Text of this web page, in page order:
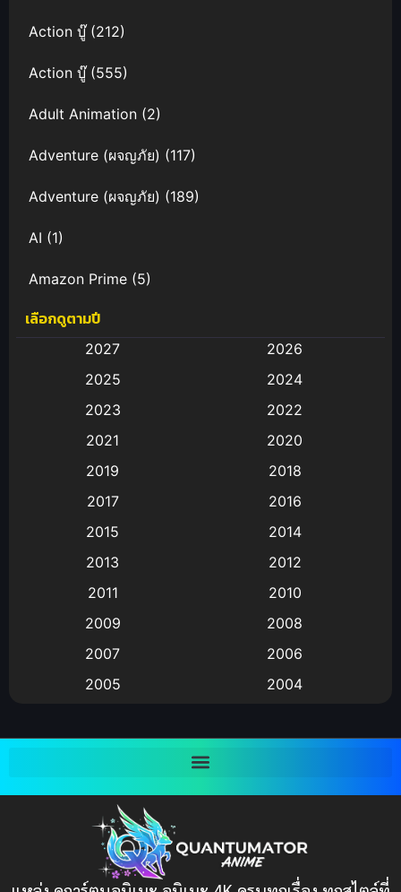
Action บู๊(212)
Action บู๊(555)
Adult Animation (2)
Adventure (ผจญภัย) (117)
Adventure (ผจญภัย) (189)
AI (1)
Amazon Prime (5)
Anal (ประตูหลัง)
Animation การ์ตูน
Animation อนิเมะ
Animation แอนิเมชัน
(9)
Big tits (นมใหญ่)
Bitch (ผู้หญิงร่าน)
Bondage (ทาส)(1)
(1)
เลือกดูตามปี
2027
2026
2025
2024
2023
2022
2021
2020
2019
2018
2017
2016
2015
2014
2013
2012
2011
2010
2009
2008
2007
2006
2005
2004
2001
2000
1997
1993
1991